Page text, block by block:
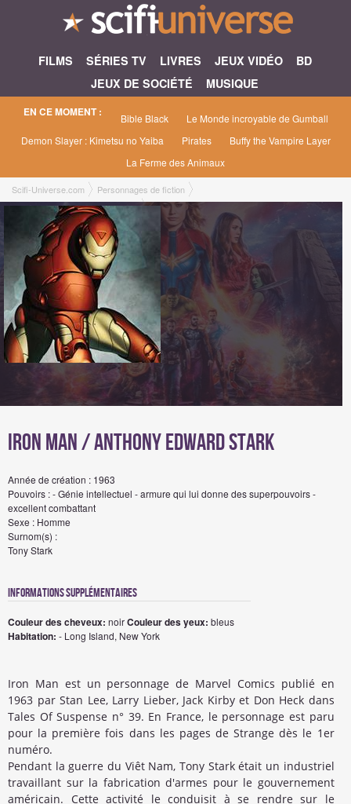
FILMS SÉRIES TV LIVRES JEUX VIDÉO
BD
JEUX DE SOCIÉTÉ
MUSIQUE
EN CE MOMENT : Bible Black
Le Monde incroyable de Gumball
Demon Slayer : Kimetsu no Yaiba
Pirates
Buffy the Vampire Layer
La Ferme des Animaux
Scifi-Universe.com
Personnages de fiction
Iron Man / Anthony Edward Stark
Iron Man / Anthony Edward Stark
Année de création : 1963
Pouvoirs : - Génie intellectuel - armure qui lui donne des superpouvoirs -
excellent combattant
Sexe : Homme
Surnom(s) :
Tony Stark
Informations Supplémentaires
Couleur des cheveux: noirCouleur des yeux: bleus
Habitation: - Long Island, New York
Iron Man est un personnage de Marvel Comics publié en
1963 par Stan Lee, Larry Lieber, Jack Kirby et Don Heck dans
Tales Of Suspense n° 39. En France, le personnage est paru
pour la première fois dans les pages de Strange dès le 1er
numéro.
Pendant la guerre du Viêt Nam, Tony Stark était un industriel
travaillant sur la fabrication d'armes pour le gouvernement
américain. Cette activité le conduisit à se rendre sur le